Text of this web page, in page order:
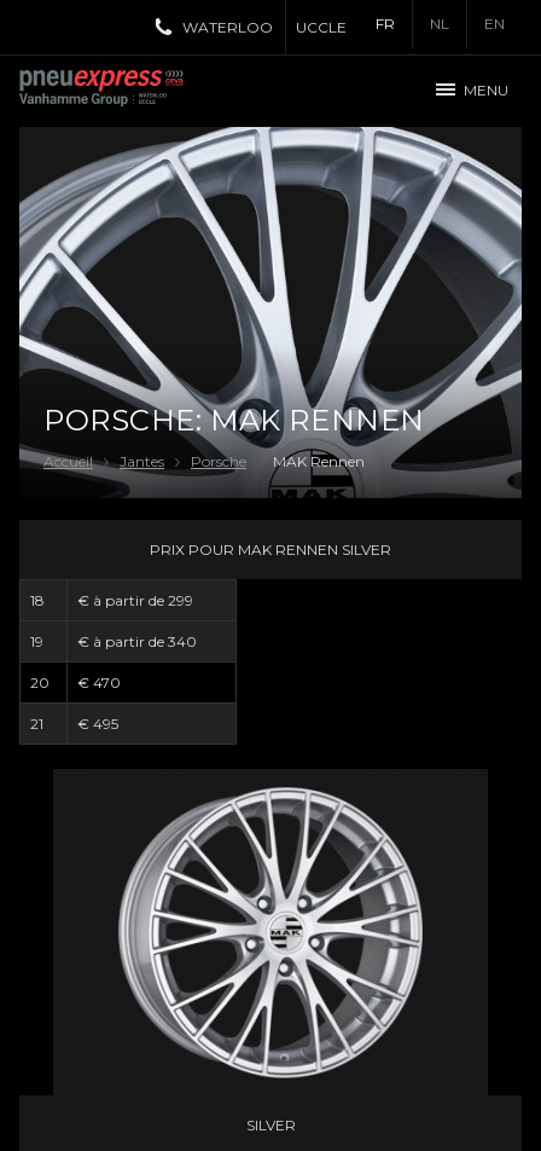
FR NL EN
WATERLOO UCCLE
MENU
PORSCHE: MAK RENNEN
Accueil Jantes Porsche MAK Rennen
PRIX POUR MAK RENNEN SILVER
18 € à partir de 299
19 € à partir de 340
20 € 470
21 € 495
SILVER